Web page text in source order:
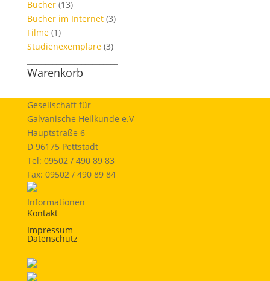
Bücher (13)
Bücher im Internet (3)
Filme (1)
Studienexemplare (3)
Warenkorb
Gesellschaft für
Galvanische Heilkunde e.V
Hauptstraße 6
D 96175 Pettstadt
Tel: 09502 / 490 89 83
Fax: 09502 / 490 89 84
Informationen
Kontakt
Impressum
Datenschutz